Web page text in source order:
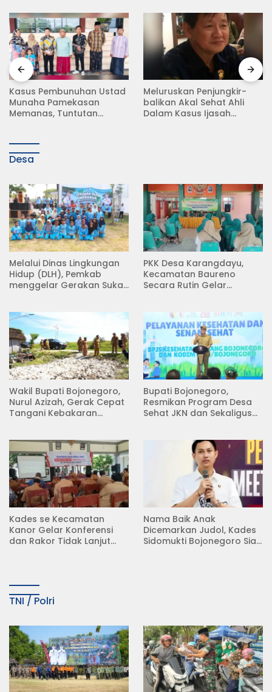
Kasus Pembunuhan Ustad
Munaha Pamekasan
Memanas, Tuntutan
Meluruskan Penjungkir-
balikan Akal Sehat Ahli
Dalam Kasus Ijasah
Desa
Melalui Dinas Lingkungan
Hidup (DLH), Pemkab
menggelar Gerakan Suka
PKK Desa Karangdayu,
Kecamatan Baureno
Secara Rutin Gelar
Wakil Bupati Bojonegoro,
Nurul Azizah, Gerak Cepat
Tangani Kebakaran
Bupati Bojonegoro,
Resmikan Program Desa
Sehat JKN dan Sekaligus
Kades se Kecamatan
Kanor Gelar Konferensi
dan Rakor Tidak Lanjut
Nama Baik Anak
Dicemarkan Judol, Kades
Sidomukti Bojonegoro Siap
TNI / Polri